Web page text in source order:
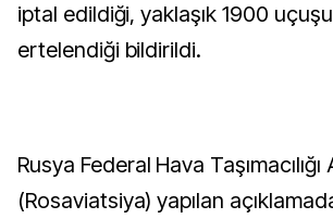
iptal edildiği, yaklaşık 1900
ertelendiği bildirildi.
Rusya Federal Hava Taşımacılığı
(Rosaviatsiya) yapılan